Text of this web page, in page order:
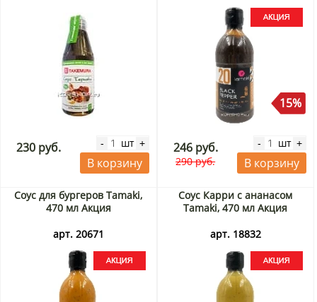
230 руб. - шт +
В корзину
15%
246 руб.
290 руб.
- шт +
В корзину
Соус для бургеров Tamaki,
470 мл Акция
арт. 20671
Соус Карри с ананасом
Tamaki, 470 мл Акция
арт. 18832